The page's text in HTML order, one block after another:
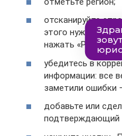
отсканируйте
этого нужно
нажать
убедитесь в
информации: все
заметили ошибки
добавьте или
подтверждающий